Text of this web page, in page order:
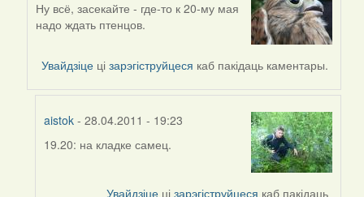
In
reply
by
Ну всё, засекайте - где-то к 20-му мая
надо ждать птенцов.
Увайдзіце цізарэгіструйцеся каб пакідаць каментары.
aistok- 28.04.2011 - 19:23
In
19.20: на кладке самец.
Увайдзіце цізарэгіструйцеся каб пакідаць